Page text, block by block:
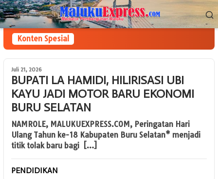
Loncat
ke
konten
Menu
Mobile
Konten Spesial
Juli 21, 2026
BUPATI LA HAMIDI, HILIRISASI UBI
KAYU JADI MOTOR BARU EKONOMI
BURU SELATAN
NAMROLE, MALUKUEXPRESS.COM, Peringatan Hari
Ulang Tahun ke-18 Kabupaten Buru Selatan* menjadi
titik tolak baru bagi […]
PENDIDIKAN